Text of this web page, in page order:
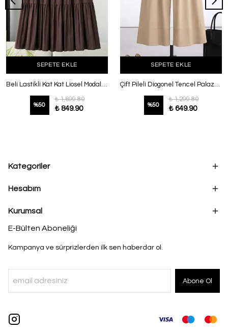
SEPETE EKLE
Beli Lastikli Kat Kat Liosel Modal Tül Etek Kahve
%50
₺ 1,699.80
₺ 849.90
SEPETE EKLE
Çift Pileli Diogonel Tencel Palazzo Pantolon Koyu Bej
%50
₺ 1,299.80
₺ 649.90
Kategoriler
Hesabım
Kurumsal
E-Bülten Aboneliği
Kampanya ve sürprizlerden ilk sen haberdar ol.
Abone Ol